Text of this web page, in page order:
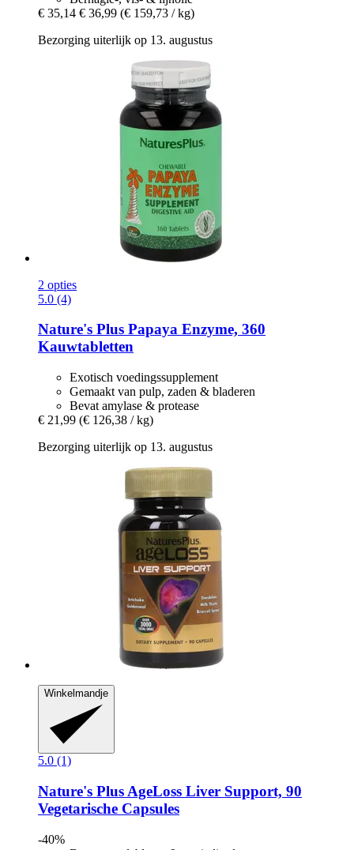
€ 35,14 € 36,99 (€ 159,73 / kg)
Bezorging uiterlijk op 13. augustus
2 opties
5.0 (4)
Nature's Plus Papaya Enzyme, 360
Kauwtabletten
Exotisch voedingssupplement
Gemaakt van pulp, zaden & bladeren
Bevat amylase & protease
€ 21,99 (€ 126,38 / kg)
Bezorging uiterlijk op 13. augustus
Winkelmandje
5.0 (1)
Nature's Plus AgeLoss Liver Support, 90
Vegetarische Capsules
-40%